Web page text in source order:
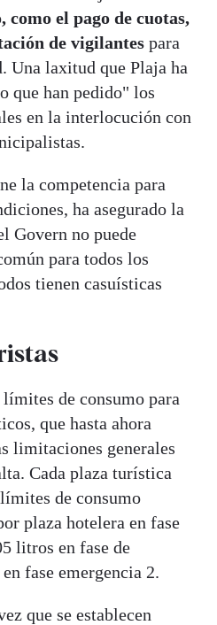
como el pago de cuotas,
de vigilantes para
Una laxitud que Plaja ha
que han pedido" los
en la interlocución con
la competencia para
ha asegurado la
Govern no puede
para todos los
tienen casuísticas
de consumo para
que hasta ahora
limitaciones generales
Cada plaza turística
de consumo
plaza hotelera en fase
litros en fase de
fase emergencia 2.
que se establecen